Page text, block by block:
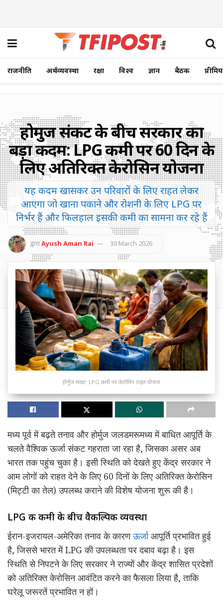
राजनीति अर्थव्यवस्था रक्षा विश्व ज्ञान बैठक
होर्मुज संकट के बीच सरकार का
बड़ा कदम: LPG कमी पर 60 दिन के
लिए अतिरिक्त केरोसिन योजना
यह कदम खासकर उन परिवारों के लिए राहत लेकर
आएगा जो खाना पकाने और रोशनी के लिए LPG पर
निर्भर हैं और फिलहाल इसकी कमी का सामना कर रहे हैं
द्वाराAyush Aman Rai 30 March 2026
होर्मुज संकट: LPG कमी पर केरोसिन राहत योजना
मध्य पूर्व में बढ़ते तनाव और होर्मुज जलडमरूमध्य में बाधित आपूर्ति के
चलते वैश्विक ऊर्जा संकट गहराता जा रहा है, जिसका असर अब
भारत तक पहुंच चुका है। इसी स्थिति को देखते हुए केंद्र सरकार ने
आम लोगों को राहत देने के लिए 60 दिनों के लिए अतिरिक्त केरोसिन
(मिट्टी का तेल) उपलब्ध कराने की विशेष योजना शुरू की है।
LPG की कमी के बीच वैकल्पिक व्यवस्था
ईरान-इजरायल-अमेरिका तनाव के कारणऊर्जाआपूर्ति प्रभावित हुई
है, जिससे भारत में LPG की उपलब्धता पर दबाव बढ़ा है। इस
स्थिति से निपटने के लिए सरकार ने राज्यों और केंद्र शासित प्रदेशों
को अतिरिक्त केरोसिन आवंटित करने का फैसला लिया है, ताकि
घरेलू जरूरतें प्रभावित न हों।